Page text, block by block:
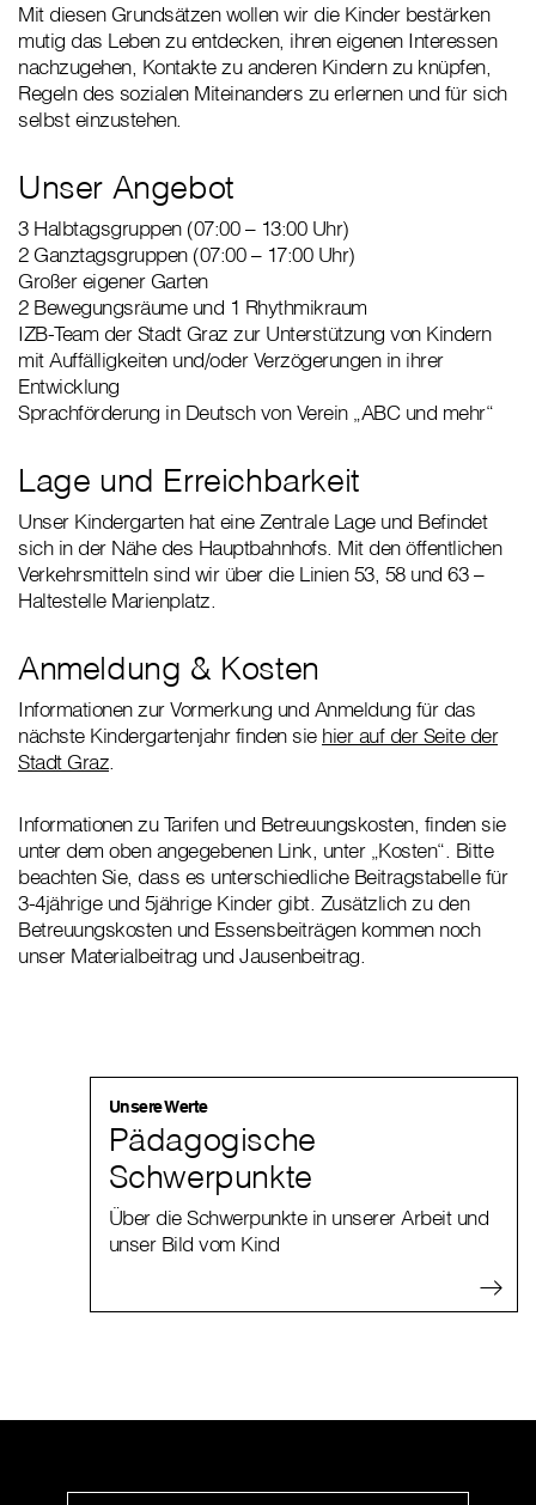
Mit diesen Grundsätzen wollen wir die Kinder bestärken
mutig das Leben zu entdecken, ihren eigenen Interessen
nachzugehen, Kontakte zu anderen Kindern zu knüpfen,
Regeln des sozialen Miteinanders zu erlernen und für sich
selbst einzustehen.
Unser Angebot
3 Halbtagsgruppen (07:00 – 13:00 Uhr)
2 Ganztagsgruppen (07:00 – 17:00 Uhr)
Großer eigener Garten
2 Bewegungsräume und 1 Rhythmikraum
IZB-Team der Stadt Graz zur Unterstützung von Kindern
mit Auffälligkeiten und/oder Verzögerungen in ihrer
Entwicklung
Sprachförderung in Deutsch von Verein „ABC und mehr“
Lage und Erreichbarkeit
Unser Kindergarten hat eine Zentrale Lage und Befindet
sich in der Nähe des Hauptbahnhofs. Mit den öffentlichen
Verkehrsmitteln sind wir über die Linien 53, 58 und 63 –
Haltestelle Marienplatz.
Anmeldung & Kosten
Informationen zur Vormerkung und Anmeldung für das
nächste Kindergartenjahr finden sie hier auf der Seite der
Stadt Graz.
Informationen zu Tarifen und Betreuungskosten, finden sie
unter dem oben angegebenen Link, unter „Kosten“. Bitte
beachten Sie, dass es unterschiedliche Beitragstabelle für
3-4jährige und 5jährige Kinder gibt. Zusätzlich zu den
Betreuungskosten und Essensbeiträgen kommen noch
unser Materialbeitrag und Jausenbeitrag.
Unsere Werte
Pädagogische
Schwerpunkte
Über die Schwerpunkte in unserer Arbeit und
unser Bild vom Kind